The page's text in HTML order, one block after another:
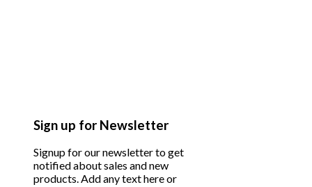
Sign up for Newsletter
Signup for our newsletter to get
notified about sales and new
products. Add any text here or